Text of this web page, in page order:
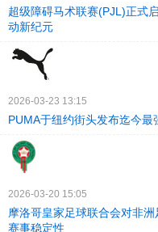
超级障碍马术联赛(PJL)正式
动新纪元
2026-03-23 13:15
PUMA于纽约街头发布迄今最
2026-03-20 15:05
摩洛哥皇家足球联合会对非
赛事稳定性